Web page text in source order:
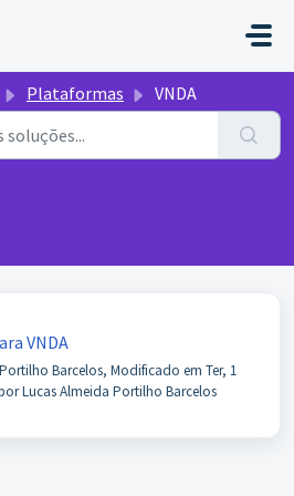
Plataformas VNDA
VNDA
Barcelos, Modificado em Ter, 1
Lucas Almeida Portilho Barcelos